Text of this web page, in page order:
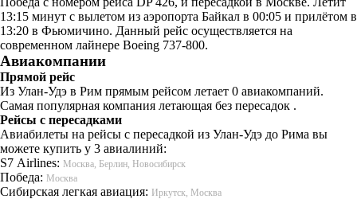
13:15 минут с вылетом из аэропорта Байкал в 00:05 и прилётом в
13:20 в Фьюмичино. Данный рейс осуществляется на
современном лайнере Boeing 737-800.
Авиакомпании
Прямой рейс
Из Улан-Удэ в Рим прямым рейсом летает 0 авиакомпаний.
Самая популярная компания летающая без пересадок .
Рейсы с пересадками
Авиабилеты на рейсы с пересадкой из Улан-Удэ до Рима вы
можете купить у 3 авиалиний:
S7 Airlines: Москва, Берлин, Новосибирск
Победа: Москва
Сибирская легкая авиация: Иркутск, Москва